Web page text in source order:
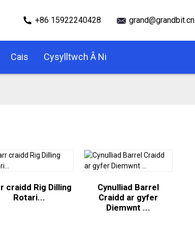
+86 15922240428 grand@grandbit.cn
Cais Cysylltwch Â Ni
craidd Rig Dilling
Rotari...
Cynulliad Barrel
Craidd ar gyfer
Diemwnt ...